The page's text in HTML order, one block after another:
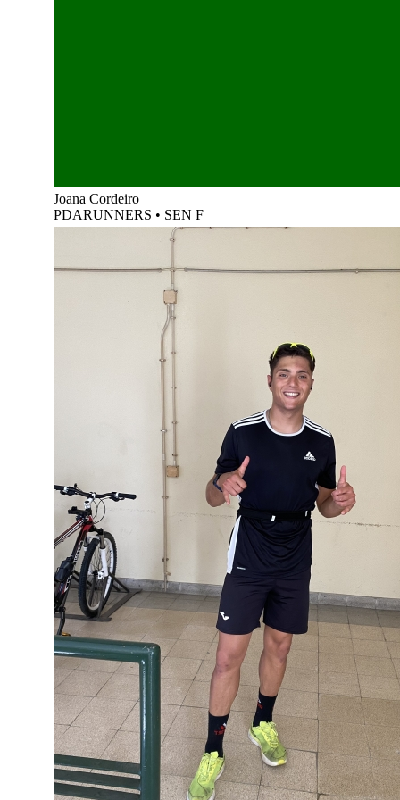
Joana Cordeiro
PDARUNNERS • SEN F